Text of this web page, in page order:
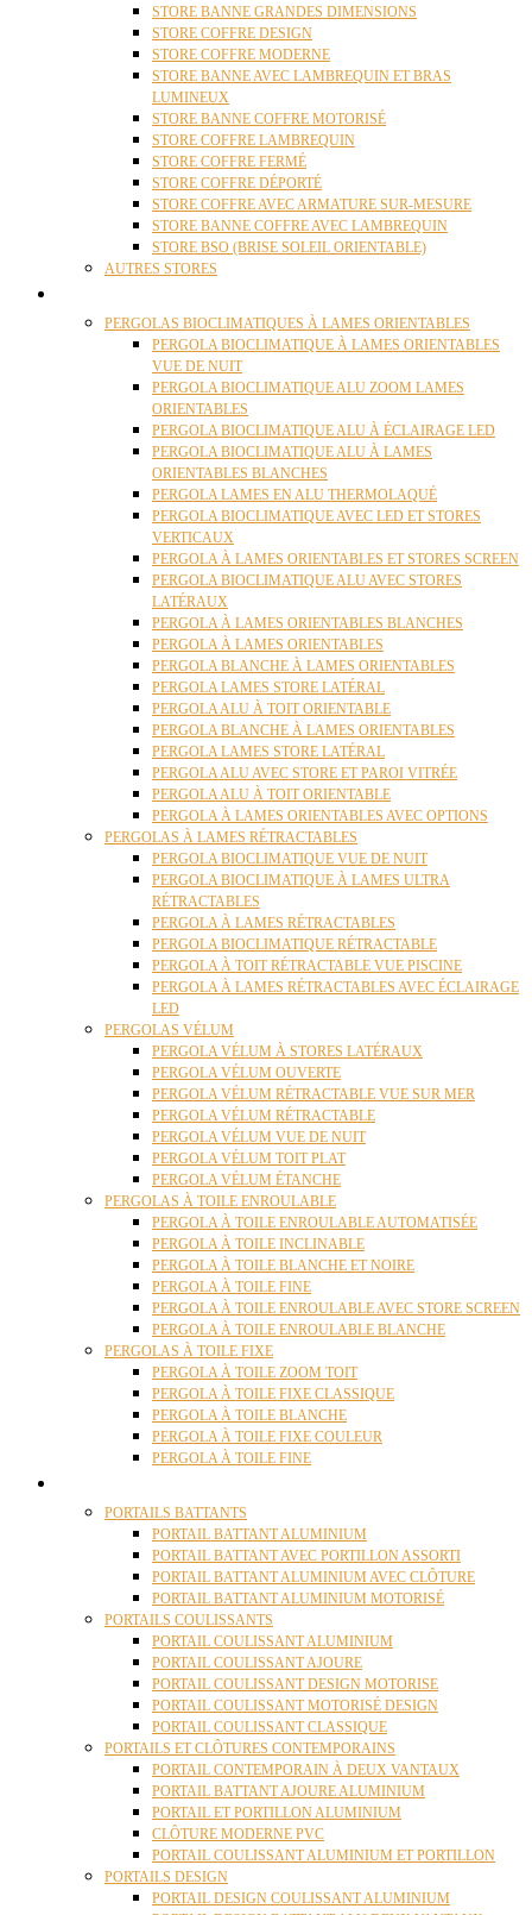
STORE BANNE GRANDES DIMENSIONS
STORE COFFRE DESIGN
STORE COFFRE MODERNE
STORE BANNE AVEC LAMBREQUIN ET BRAS
LUMINEUX
STORE BANNE COFFRE MOTORISÉ
STORE COFFRE LAMBREQUIN
STORE COFFRE FERMÉ
STORE COFFRE DÉPORTÉ
STORE COFFRE AVEC ARMATURE SUR-MESURE
STORE BANNE COFFRE AVEC LAMBREQUIN
STORE BSO (BRISE SOLEIL ORIENTABLE)
AUTRES STORES
PERGOLAS BIOCLIMATIQUES À LAMES ORIENTABLES
PERGOLA BIOCLIMATIQUE À LAMES ORIENTABLES
VUE DE NUIT
PERGOLA BIOCLIMATIQUE ALU ZOOM LAMES
ORIENTABLES
PERGOLA BIOCLIMATIQUE ALU À ÉCLAIRAGE LED
PERGOLA BIOCLIMATIQUE ALU À LAMES
ORIENTABLES BLANCHES
PERGOLA LAMES EN ALU THERMOLAQUÉ
PERGOLA BIOCLIMATIQUE AVEC LED ET STORES
VERTICAUX
PERGOLA À LAMES ORIENTABLES ET STORES SCREEN
PERGOLA BIOCLIMATIQUE ALU AVEC STORES
LATÉRAUX
PERGOLA À LAMES ORIENTABLES BLANCHES
PERGOLA À LAMES ORIENTABLES
PERGOLA BLANCHE À LAMES ORIENTABLES
PERGOLA LAMES STORE LATÉRAL
PERGOLA ALU À TOIT ORIENTABLE
PERGOLA BLANCHE À LAMES ORIENTABLES
PERGOLA LAMES STORE LATÉRAL
PERGOLA ALU AVEC STORE ET PAROI VITRÉE
PERGOLA ALU À TOIT ORIENTABLE
PERGOLA À LAMES ORIENTABLES AVEC OPTIONS
PERGOLAS À LAMES RÉTRACTABLES
PERGOLA BIOCLIMATIQUE VUE DE NUIT
PERGOLA BIOCLIMATIQUE À LAMES ULTRA
RÉTRACTABLES
PERGOLA À LAMES RÉTRACTABLES
PERGOLA BIOCLIMATIQUE RÉTRACTABLE
PERGOLA À TOIT RÉTRACTABLE VUE PISCINE
PERGOLA À LAMES RÉTRACTABLES AVEC ÉCLAIRAGE
LED
PERGOLAS VÉLUM
PERGOLA VÉLUM À STORES LATÉRAUX
PERGOLA VÉLUM OUVERTE
PERGOLA VÉLUM RÉTRACTABLE VUE SUR MER
PERGOLA VÉLUM RÉTRACTABLE
PERGOLA VÉLUM VUE DE NUIT
PERGOLA VÉLUM TOIT PLAT
PERGOLA VÉLUM ÉTANCHE
PERGOLAS À TOILE ENROULABLE
PERGOLA À TOILE ENROULABLE AUTOMATISÉE
PERGOLA À TOILE INCLINABLE
PERGOLA À TOILE BLANCHE ET NOIRE
PERGOLA À TOILE FINE
PERGOLA À TOILE ENROULABLE AVEC STORE SCREEN
PERGOLA À TOILE ENROULABLE BLANCHE
PERGOLAS À TOILE FIXE
PERGOLA À TOILE ZOOM TOIT
PERGOLA À TOILE FIXE CLASSIQUE
PERGOLA À TOILE BLANCHE
PERGOLA À TOILE FIXE COULEUR
PERGOLA À TOILE FINE
PORTAILS BATTANTS
PORTAIL BATTANT ALUMINIUM
PORTAIL BATTANT AVEC PORTILLON ASSORTI
PORTAIL BATTANT ALUMINIUM AVEC CLÔTURE
PORTAIL BATTANT ALUMINIUM MOTORISÉ
PORTAILS COULISSANTS
PORTAIL COULISSANT ALUMINIUM
PORTAIL COULISSANT AJOURE
PORTAIL COULISSANT DESIGN MOTORISE
PORTAIL COULISSANT MOTORISÉ DESIGN
PORTAIL COULISSANT CLASSIQUE
PORTAILS ET CLÔTURES CONTEMPORAINS
PORTAIL CONTEMPORAIN À DEUX VANTAUX
PORTAIL BATTANT AJOURE ALUMINIUM
PORTAIL ET PORTILLON ALUMINIUM
CLÔTURE MODERNE PVC
PORTAIL COULISSANT ALUMINIUM ET PORTILLON
PORTAILS DESIGN
PORTAIL DESIGN COULISSANT ALUMINIUM